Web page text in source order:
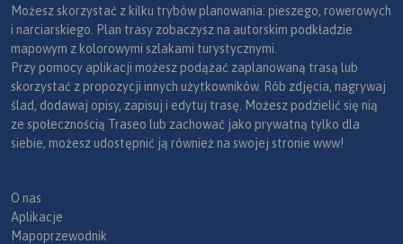
Możesz skorzystać z kilku trybów planowania: pieszego, rowerowych
i narciarskiego. Plan trasy zobaczysz na autorskim podkładzie
mapowym z kolorowymi szlakami turystycznymi.
Przy pomocy aplikacji możesz podążać zaplanowaną trasą lub
skorzystać z propozycji innych użytkowników. Rób zdjęcia, nagrywaj
ślad, dodawaj opisy, zapisuj i edytuj trasę. Możesz podzielić się nią
ze społecznością Traseo lub zachować jako prywatną tylko dla
siebie, możesz udostępnić ją również na swojej stronie www!
O nas
Aplikacje
Mapoprzewodnik